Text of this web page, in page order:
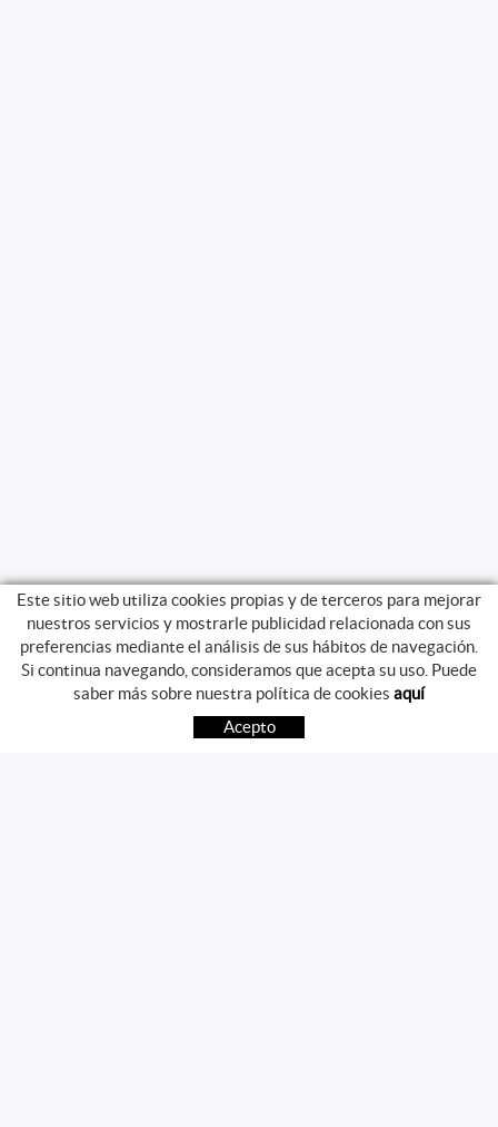
GUIA DE COMPRA
COMO COMPRAR
PREGUNTAS FRECUENTES
Este sitio web utiliza cookies propias y de terceros para mejorar
nuestros servicios y mostrarle publicidad relacionada con sus
preferencias mediante el análisis de sus hábitos de navegación.
Si continua navegando, consideramos que acepta su uso. Puede
saber más sobre nuestra política de cookies aquí
Acepto